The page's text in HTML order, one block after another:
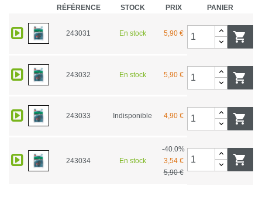
RÉFÉRENCE STOCK PRIX PANIER
243031 En stock 5,90 € 
243032 En stock 5,90 € 
243033 Indisponible 4,90 € 
243034 En stock
-40.0%
3,54 €
5,90 €
